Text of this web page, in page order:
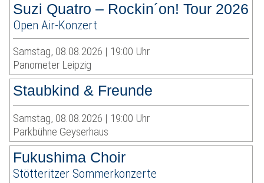
Suzi Quatro – Rockin´on! Tour 2026
Open Air-Konzert
Samstag, 08.08.2026 | 19:00 Uhr
Panometer Leipzig
Staubkind & Freunde
Samstag, 08.08.2026 | 19:00 Uhr
Parkbühne Geyserhaus
Fukushima Choir
Stötteritzer Sommerkonzerte